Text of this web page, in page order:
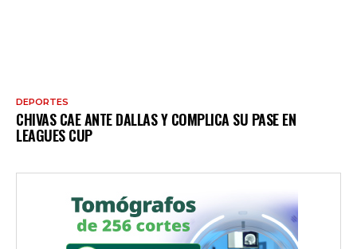
DEPORTES
CHIVAS CAE ANTE DALLAS Y COMPLICA SU PASE EN
LEAGUES CUP